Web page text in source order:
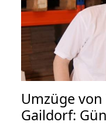
Umzüge
Gaildorf: